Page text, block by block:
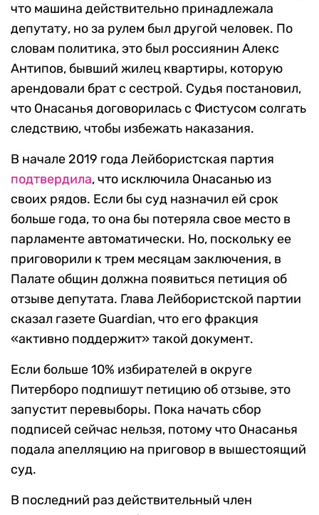
что машина действительно принадлежала
депутату, но за рулем был другой человек. По
словам политика, это был россиянин Алекс
Антипов, бывший жилец квартиры, которую
арендовали брат с сестрой. Судья постановил,
что Онасанья договорилась с Фистусом солгать
следствию, чтобы избежать наказания.
В начале 2019 года Лейбористская партия
подтвердила, что исключила Онасанью из
своих рядов. Если бы суд назначил ей срок
больше года, то она бы потеряла свое место в
парламенте автоматически. Но, поскольку ее
приговорили к трем месяцам заключения, в
Палате общин должна появиться петиция об
отзыве депутата. Глава Лейбористской партии
сказал газете Guardian, что его фракция
«активно поддержит» такой документ.
Если больше 10% избирателей в округе
Питерборо подпишут петицию об отзыве, это
запустит перевыборы. Пока начать сбор
подписей сейчас нельзя, потому что Онасанья
подала апелляцию на приговор в вышестоящий
суд.
В последний раз действительный член